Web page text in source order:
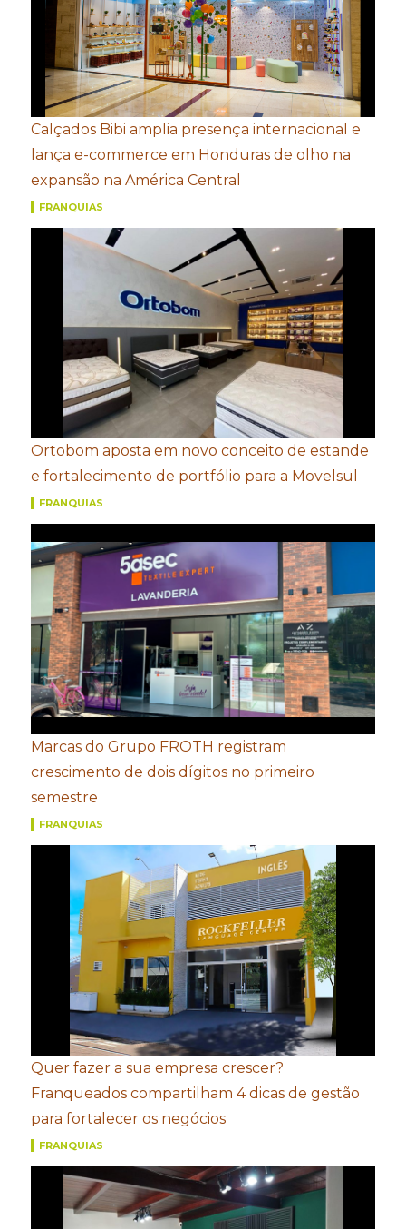
Calçados Bibi amplia presença internacional e
lança e-commerce em Honduras de olho na
expansão na América Central
FRANQUIAS
Ortobom aposta em novo conceito de estande
e fortalecimento de portfólio para a Movelsul
FRANQUIAS
Marcas do Grupo FROTH registram
crescimento de dois dígitos no primeiro
semestre
FRANQUIAS
Quer fazer a sua empresa crescer?
Franqueados compartilham 4 dicas de gestão
para fortalecer os negócios
FRANQUIAS